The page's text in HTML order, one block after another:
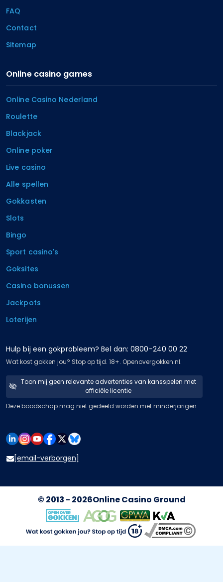
FAQ
Contact
Sitemap
Online casino games
Online Casino Nederland
Roulette
Blackjack
Online poker
Live casino
Alle spellen
Gokkasten
Slots
Bingo
Sport casino's
Goksites
Casino bonussen
Jackpots
Loterijen
Hulp bij een gokprobleem? Bel dan: 0800-240 00 22
Wat kost gokken jou? Stop op tijd. 18+. Openovergokken.nl.
Toon mij geen relevante advertenties van kansspelen met
officiële licentie
Deze boodschap mag niet gedeeld worden met minderjarigen
[email-verborgen]
© 2013 - 2026Online Casino Ground